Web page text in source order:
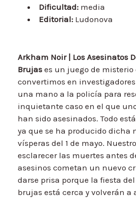
Dificultad: media
Editorial: Ludonova
Arkham Noir | Los Asesinatos
Brujas es un juego de misterio
convertimos en
una mano a la policía para
inquietante caso en el que
han sido asesinados. Todo
ya que se ha producido dicha
vísperas del 1 de mayo.
esclarecer las muertes antes
asesinos cometan un nuevo
darse prisa porque la fiesta
brujas está cerca y volverán a